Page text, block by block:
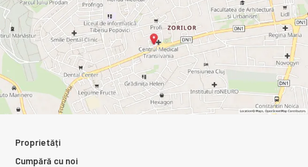
Proprietăți
Cumpără cu noi